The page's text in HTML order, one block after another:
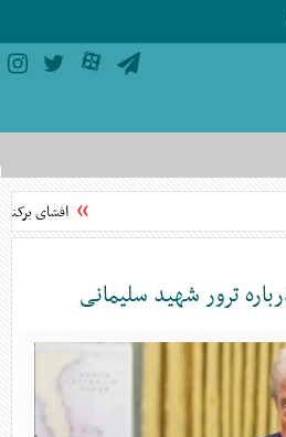
افشای
ترور شهید سلیمانی